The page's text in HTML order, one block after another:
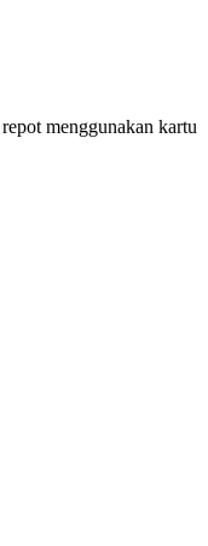
menggunakan kartu